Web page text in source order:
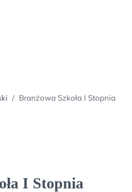
/ Branżowa Szkoła I Stopnia
I Stopnia